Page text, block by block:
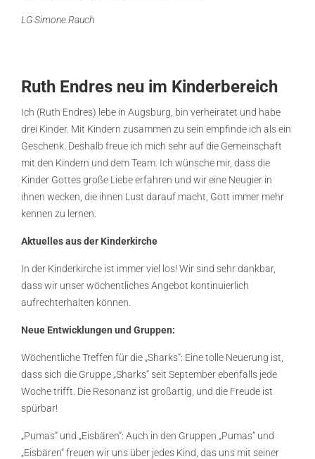
LG Simone Rauch
Ruth Endres neu im Kinderbereich
Ich (Ruth Endres) lebe in Augsburg, bin verheiratet und habe
drei Kinder. Mit Kindern zusammen zu sein empfinde ich als ein
Geschenk. Deshalb freue ich mich sehr auf die Gemeinschaft
mit den Kindern und dem Team. Ich wünsche mir, dass die
Kinder Gottes große Liebe erfahren und wir eine Neugier in
ihnen wecken, die ihnen Lust darauf macht, Gott immer mehr
kennen zu lernen.
Aktuelles aus der Kinderkirche
In der Kinderkirche ist immer viel los! Wir sind sehr dankbar,
dass wir unser wöchentliches Angebot kontinuierlich
aufrechterhalten können.
Neue Entwicklungen und Gruppen:
Wöchentliche Treffen für die „Sharks“: Eine tolle Neuerung ist,
dass sich die Gruppe „Sharks“ seit September ebenfalls jede
Woche trifft. Die Resonanz ist großartig, und die Freude ist
spürbar!
„Pumas“ und „Eisbären“: Auch in den Gruppen „Pumas“ und
„Eisbären“ freuen wir uns über jedes Kind, das uns mit seiner